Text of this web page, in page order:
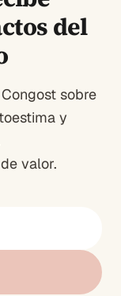
del
sobre
y
valor.